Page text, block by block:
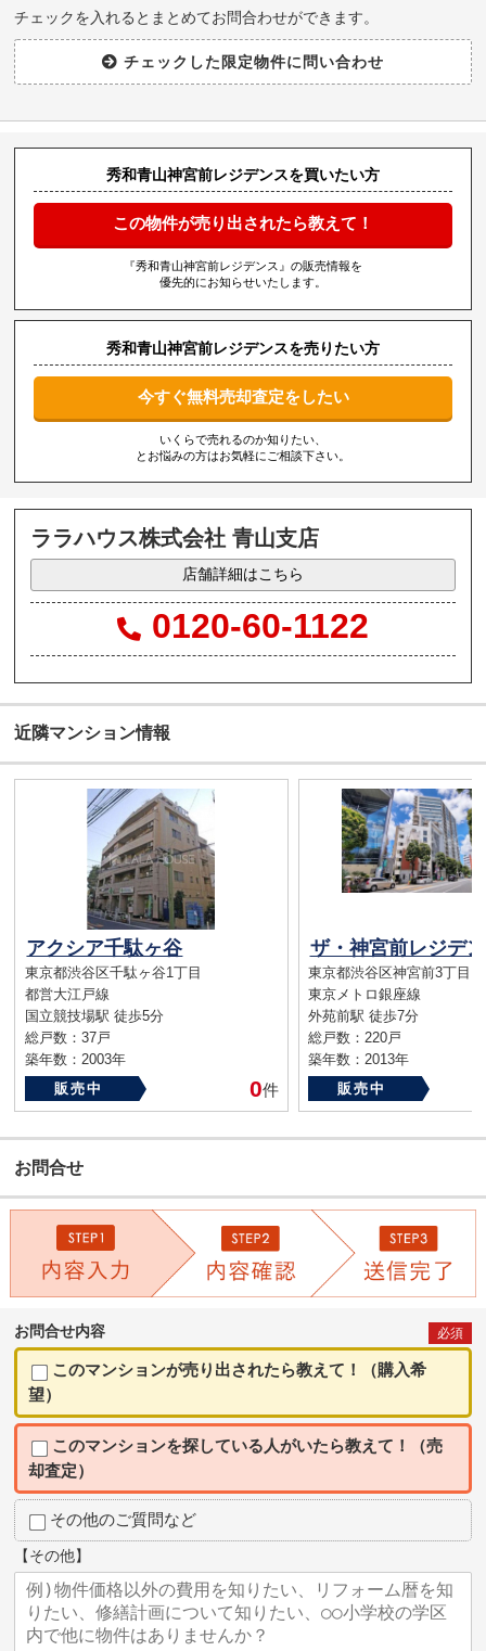
チェックを入れるとまとめてお問合わせができます。
秀和青山神宮前レジデンスを買いたい方
この物件が売り出されたら教えて！
『秀和青山神宮前レジデンス』の販売情報を
優先的にお知らせいたします。
秀和青山神宮前レジデンスを売りたい方
今すぐ無料売却査定をしたい
いくらで売れるのか知りたい、
とお悩みの方はお気軽にご相談下さい。
ララハウス株式会社 青山支店
店舗詳細はこちら
0120-60-1122
近隣マンション情報
アクシア千駄ヶ谷
東京都渋谷区千駄ヶ谷1丁目
都営大江戸線
国立競技場駅 徒歩5分
総戸数：37戸
築年数：2003年
販売中
0件
ザ・神宮前レジデ
東京都渋谷区神宮前3丁目
東京メトロ銀座線
外苑前駅 徒歩7分
総戸数：220戸
築年数：2013年
販売中
お問合せ
お問合せ内容 必須
このマンションが売り出されたら教えて！（購入希
望）
このマンションを探している人がいたら教えて！（売
却査定）
その他のご質問など
【その他】